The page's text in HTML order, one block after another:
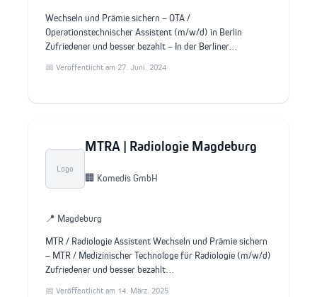
Wechseln und Prämie sichern – OTA /
Operationstechnischer Assistent (m/w/d) in Berlin
Zufriedener und besser bezahlt – In der Berliner…
📅 Veröffentlicht am 27. Juni. 2024
Logo
MTRA | Radiologie Magdeburg
🏢 Komedis GmbH
📍 Magdeburg
MTR / Radiologie Assistent Wechseln und Prämie sichern
– MTR / Medizinischer Technologe für Radiologie (m/w/d)
Zufriedener und besser bezahlt…
📅 Veröffentlicht am 14. März. 2025